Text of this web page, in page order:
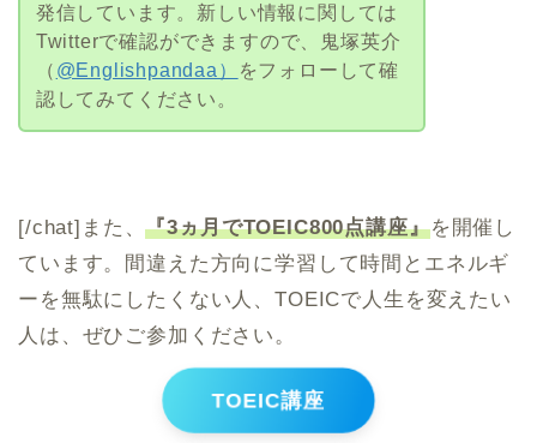
発信しています。新しい情報に関しては
Twitterで確認ができますので、鬼塚英介
（ @Englishpandaa）
をフォローして確
認してみてください。
[/chat]また、『3ヵ月でTOEIC800点講座』を開催し
ています。間違えた方向に学習して時間とエネルギ
ーを無駄にしたくない人、TOEICで人生を変えたい
人は、ぜひご参加ください。
TOEIC講座